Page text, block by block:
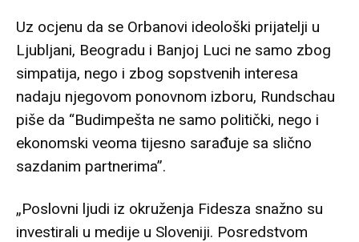
Uz ocjenu da se Orbanovi ideološki prijatelji u
Ljubljani, Beogradu i Banjoj Luci ne samo zbog
simpatija, nego i zbog sopstvenih interesa
nadaju njegovom ponovnom izboru, Rundschau
piše da “Budimpešta ne samo politički, nego i
ekonomski veoma tijesno sarađuje sa slično
sazdanim partnerima”.
„Poslovni ljudi iz okruženja Fidesza snažno su
investirali u medije u Sloveniji. Posredstvom